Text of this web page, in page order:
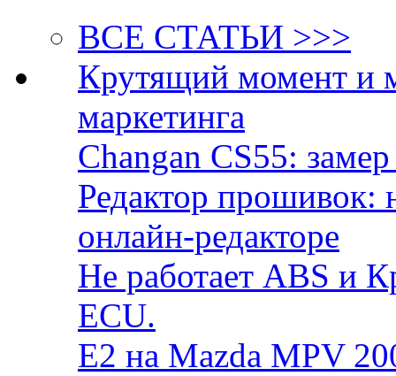
ВСЕ СТАТЬИ >>>
Крутящий момент и
маркетинга
Changan CS55:
Редактор прошивок:
онлайн-редакторе
Не работает ABS и
ECU.
E2 на Mazda MPV